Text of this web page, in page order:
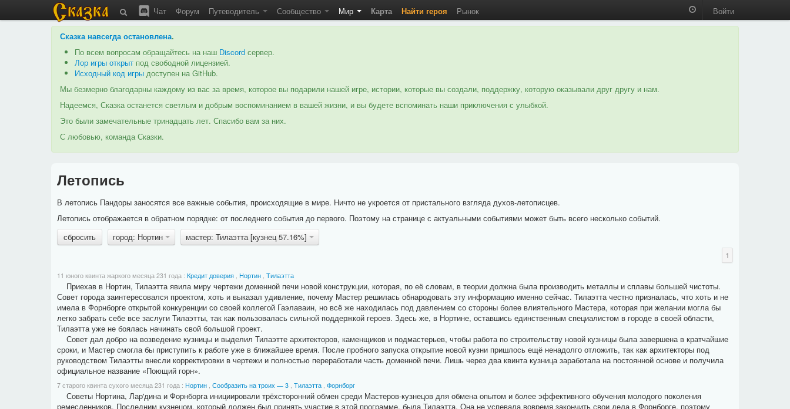
Чат Форум Путеводитель Сообщество Мир Карта Найти героя Рынок Войти
Сказка навсегда остановлена.
По всем вопросам обращайтесь на наш Discord сервер.
Лор игры открыт под свободной лицензией.
Исходный код игры доступен на GitHub.
Мы безмерно благодарны каждому из вас за время, которое вы подарили нашей игре, истории, которые вы создали, поддержку, которую оказывали друг другу и нам.
Надеемся, Сказка останется светлым и добрым воспоминанием в вашей жизни, и вы будете вспоминать наши приключения с улыбкой.
Это были замечательные тринадцать лет. Спасибо вам за них.
С любовью, команда Сказки.
Летопись
В летопись Пандоры заносятся все важные события, происходящие в мире. Ничто не укроется от пристального взгляда духов-летописцев.
Летопись отображается в обратном порядке: от последнего события до первого. Поэтому на странице с актуальными событиями может быть всего несколько событий.
сбросить
город: Нортин
мастер: Тилаэтта [кузнец 57.16%]
1
11 юного квинта жаркого месяца 231 года : Кредит доверия, Нортин, Тилаэтта
Приехав в Нортин, Тилаэтта явила миру чертежи доменной печи новой конструкции, которая, по её словам, в теории должна была производить металлы и сплавы большей чистоты.
Совет города заинтересовался проектом, хоть и выказал удивление, почему Мастер решилась обнародовать эту информацию именно сейчас. Тилаэтта честно призналась, что хоть и не
имела в Форнборге открытой конкуренции со своей коллегой Гаэлаваин, но всё же находилась под давлением со стороны более влиятельного Мастера, которая при желании могла бы
легко забрать себе все заслуги Тилаэтты, так как пользовалась сильной поддержкой героев. Здесь же, в Нортине, оставшись единственным специалистом в городе в своей области,
Тилаэтта уже не боялась начинать свой большой проект.
Совет дал добро на возведение кузницы и выделил Тилаэтте архитекторов, каменщиков и подмастерьев, чтобы работа по строительству новой кузницы была завершена в кратчайшие
сроки, и Мастер смогла бы приступить к работе уже в ближайшее время. После пробного запуска открытие новой кузни пришлось ещё ненадолго отложить, так как архитекторы под
руководством Тилаэтты внесли корректировки в чертежи и полностью переработали часть доменной печи. Лишь через два квинта кузница заработала на постоянной основе и получила
официальное название «Поющий горн».
7 старого квинта сухого месяца 231 года : Нортин, Сообразить на троих — 3, Тилаэтта, Форнборг
Советы Нортина, Лар'дина и Форнборга инициировали трёхсторонний обмен среди Мастеров-кузнецов для обмена опытом и более эффективного обучения молодого поколения
ремесленников. Последним кузнецом, который должен был принять участие в этой программе, была Тилаэтта. Она не успевала вовремя закончить свои дела в Форнборге, поэтому